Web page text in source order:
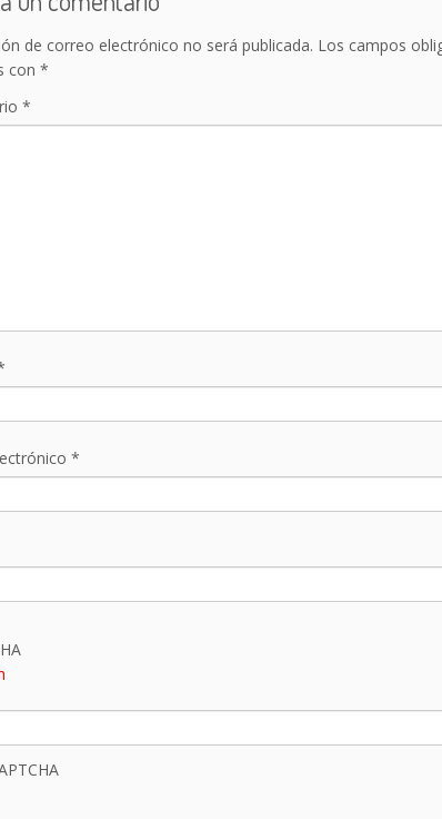
de correo electrónico no será publicada. Los campos
con *
*
*